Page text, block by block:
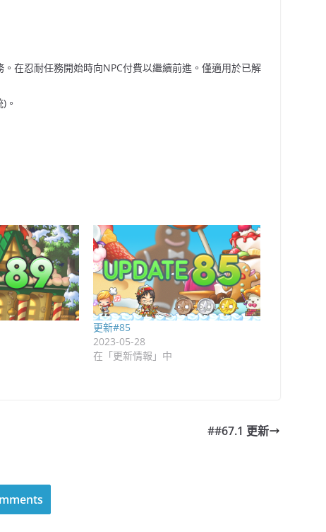
在忍耐任務開始時向NPC付費以繼續前進。僅適用於已解
。
更新#85
2023-05-28
在「更新情報」中
##67.1 更新